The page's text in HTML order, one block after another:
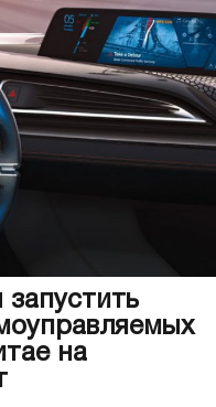
на